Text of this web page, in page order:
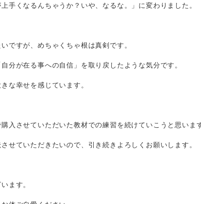
手くなるんちゃうか？いや、なるな。」に変わりました。
ですが、めちゃくちゃ根は真剣です。
分が在る事への自信」を取り戻したような気分です。
な幸せを感じています。
入させていただいた教材での練習を続けていこうと思います
せていただきたいので、引き続きよろしくお願いします。
ます。